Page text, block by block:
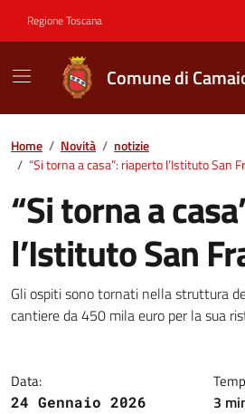
Regione Toscana
Comune di
Contenuti in
Home / Novità / notizie
/ “Si torna a casa”: riaperto l’Istituto San
“Si torna a
l’Istituto San
Dettagli della
Gli ospiti sono tornati nella struttura
cantiere da 450 mila euro per la sua
Data:
24 Gennaio 2026 3